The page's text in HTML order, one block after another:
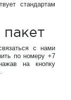
стандартам
с нами
по номеру +7
на кнопку